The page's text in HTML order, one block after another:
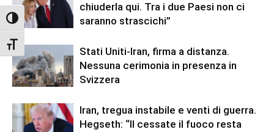
Attiva/disattiva alto contrasto
Attiva/disattiva dimensione testo
chiuderla qui. Tra i due Paesi non ci
saranno strascichi”
Stati Uniti-Iran, firma a distanza.
Nessuna cerimonia in presenza in
Svizzera
Iran, tregua instabile e venti di guerra.
Hegseth: “Il cessate il fuoco resta